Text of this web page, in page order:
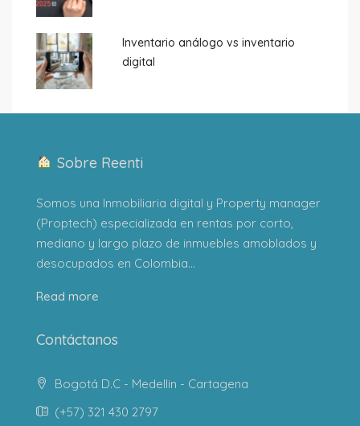
Inventario análogo vs inventario
digital
Sobre Reenti
Somos una Inmobiliaria digital y Property manager
(Proptech) especializada en rentas por corto,
mediano y largo plazo de inmuebles amoblados y
desocupados en Colombia...
Read more
Contáctanos
Bogotá D.C - Medellin - Cartagena
(+57) 321 430 2797